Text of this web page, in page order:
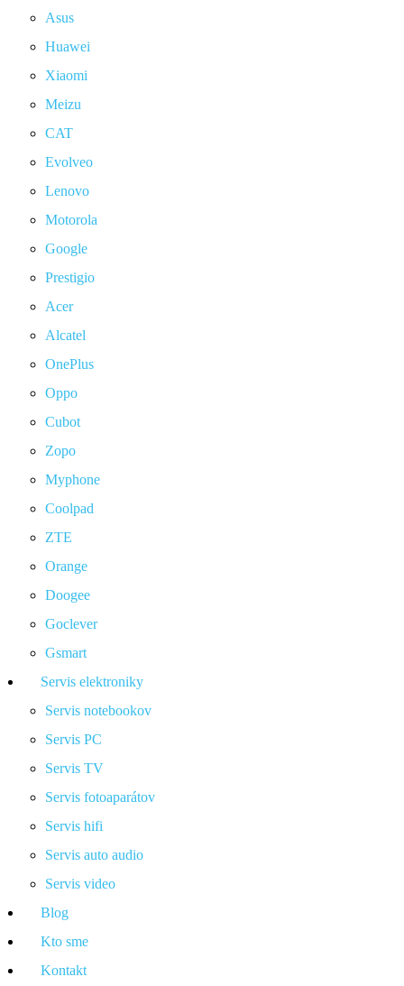
Asus
Huawei
Xiaomi
Meizu
CAT
Evolveo
Lenovo
Motorola
Google
Prestigio
Acer
Alcatel
OnePlus
Oppo
Cubot
Zopo
Myphone
Coolpad
ZTE
Orange
Doogee
Goclever
Gsmart
Servis elektroniky
Servis notebookov
Servis PC
Servis TV
Servis fotoaparátov
Servis hifi
Servis auto audio
Servis video
Blog
Kto sme
Kontakt